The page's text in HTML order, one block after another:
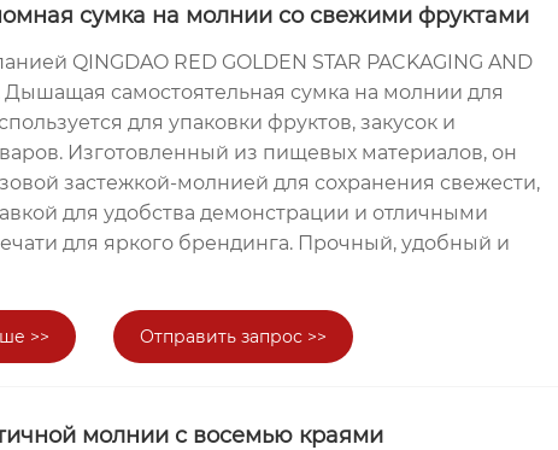
сумка на молнии со свежими фруктами
QINGDAO RED GOLDEN STAR PACKAGING AND
Дышащая самостоятельная сумка на молнии для
для упаковки фруктов, закусок и
Изготовленный из пищевых материалов, он
застежкой-молнией для сохранения свежести,
для удобства демонстрации и отличными
для яркого брендинга. Прочный, удобный и
>> Отправить запрос >>
молнии с восемью краями